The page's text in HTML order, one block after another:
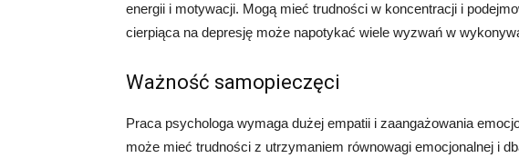
energii i motywacji. Mogą mieć trudności w koncentracji i
cierpiąca na depresję może napotykać wiele wyzwań w
Ważność samopieczęci
Praca psychologa wymaga dużej empatii i zaangażowania
może mieć trudności z utrzymaniem równowagi emocjonalnej i